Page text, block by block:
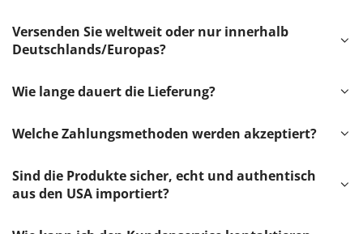
Versenden Sie weltweit oder nur innerhalb
Deutschlands/Europas?
Wie lange dauert die Lieferung?
Welche Zahlungsmethoden werden akzeptiert?
Sind die Produkte sicher, echt und authentisch
aus den USA importiert?